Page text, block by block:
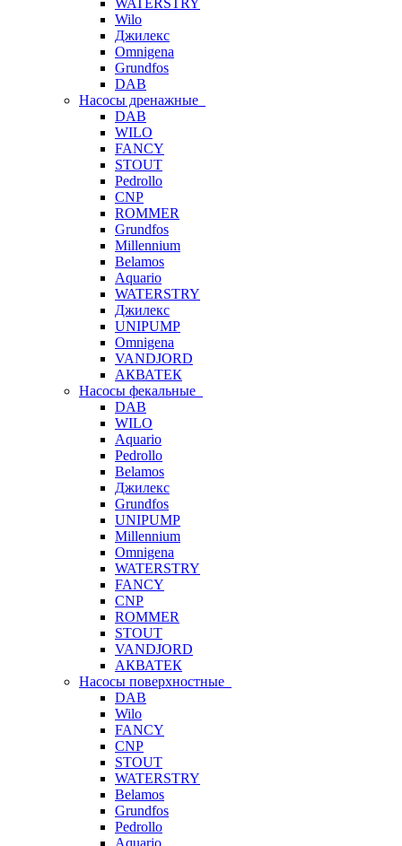
WATERSTRY
Wilo
Джилекс
Omnigena
Grundfos
DAB
Насосы дренажные
DAB
WILO
FANCY
STOUT
Pedrollo
CNP
ROMMER
Grundfos
Millennium
Belamos
Aquario
WATERSTRY
Джилекс
UNIPUMP
Omnigena
VANDJORD
АКВАТЕК
Насосы фекальные
DAB
WILO
Aquario
Pedrollo
Belamos
Джилекс
Grundfos
UNIPUMP
Millennium
Omnigena
WATERSTRY
FANCY
CNP
ROMMER
STOUT
VANDJORD
АКВАТЕК
Насосы поверхностные
DAB
Wilo
FANCY
CNP
STOUT
WATERSTRY
Belamos
Grundfos
Pedrollo
Aquario